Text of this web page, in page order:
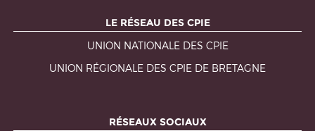
LE RÉSEAU DES CPIE
UNION NATIONALE DES CPIE
UNION RÉGIONALE DES CPIE DE BRETAGNE
RÉSEAUX SOCIAUX